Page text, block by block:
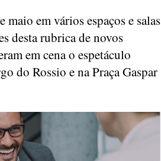
em vários espaços e salas
desta rubrica de novos
em cena o espetáculo
do Rossio e na Praça Gaspar